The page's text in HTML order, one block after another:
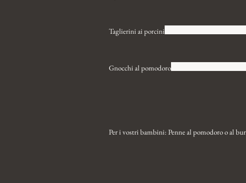
Taglierini ai porcini
Gnocchi al pomodoro
Per i vostri bambini: Penne al pomodoro o al